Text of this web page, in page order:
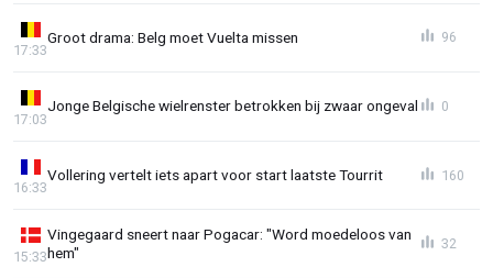
Groot drama: Belg moet Vuelta missen
17:33
96
Jonge Belgische wielrenster betrokken bij zwaar ongeval
17:03
0
Vollering vertelt iets apart voor start laatste Tourrit
16:33
160
Vingegaard sneert naar Pogacar: "Word moedeloos van
hem"
15:33
32